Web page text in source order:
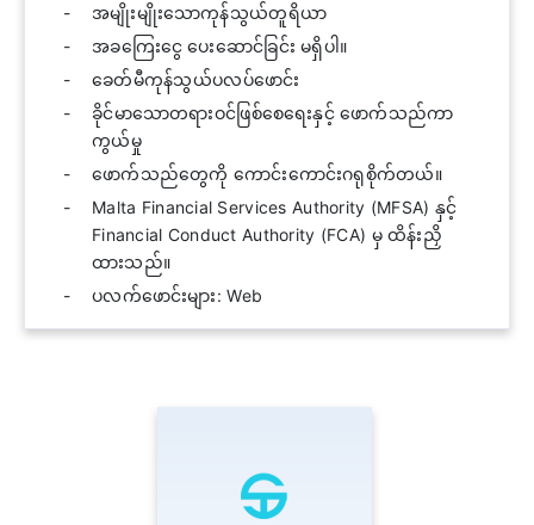
အမျိုးမျိုးသောကုန်သွယ်တူရိယာ
အခကြေးငွေ ပေးဆောင်ခြင်း မရှိပါ။
ခေတ်မီကုန်သွယ်ပလပ်ဖောင်း
ခိုင်မာသောတရားဝင်ဖြစ်စေရေးနှင့် ဖောက်သည်ကာ
ကွယ်မှု
ဖောက်သည်တွေကို ကောင်းကောင်းဂရုစိုက်တယ်။
Malta Financial Services Authority (MFSA) နှင့်
Financial Conduct Authority (FCA) မှ ထိန်းညှိ
ထားသည်။
ပလက်ဖောင်းများ: Web